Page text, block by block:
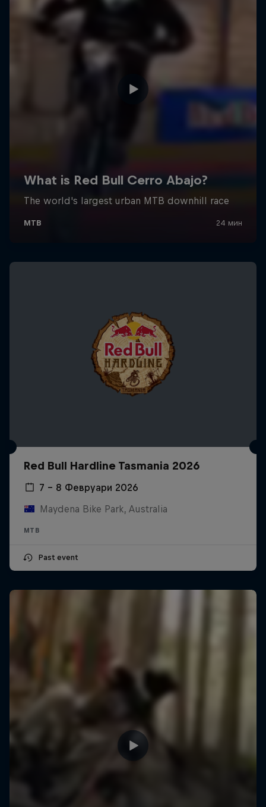
Red Bull Hardline Tasmania 2026
7 – 8 Февруари 2026
Maydena Bike Park, Australia
MTB
Past event